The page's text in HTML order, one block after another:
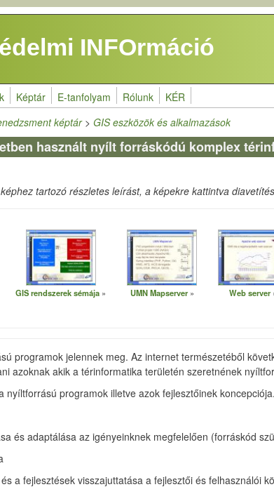
INFOrmáció
Képtár E-tanfolyam Rólunk KÉR
képtár>GIS eszközök és alkalmazások
használt nyílt forráskódú komplex
tartozó részletes leírást, a képekre kattintva
GIS rendszerek sémája UMN Mapserver Web server
programok jelennek meg. Az internet természetéből
azoknak akik a térinformatika területén szeretnének
programok illetve azok fejlesztőinek
és adaptálása az igényeinknek megfelelően (forráskód
a fejlesztések visszajuttatása a fejlesztői és felhasználói